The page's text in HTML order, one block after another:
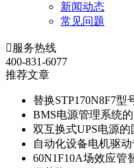
新闻动态
常见问题
 服务热线
400-831-6077
推荐文章
替换STP170N8F7型
BMS电源管理系统
双互换式UPS电源的
自动化设备电机驱
60N1F10A场效应管